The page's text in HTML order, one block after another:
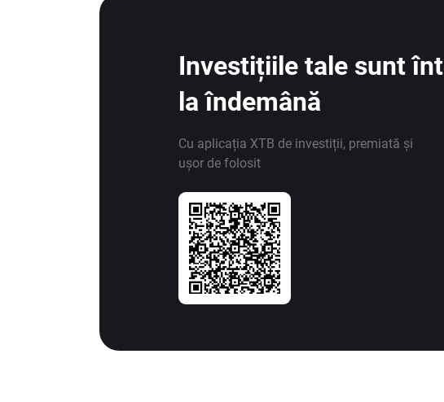
Investițiile tale sunt
la îndemână
Cu aplicația XTB de investiții, premiată și
ușor de folosit